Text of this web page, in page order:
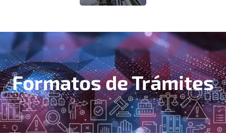
Formatos de Trámites